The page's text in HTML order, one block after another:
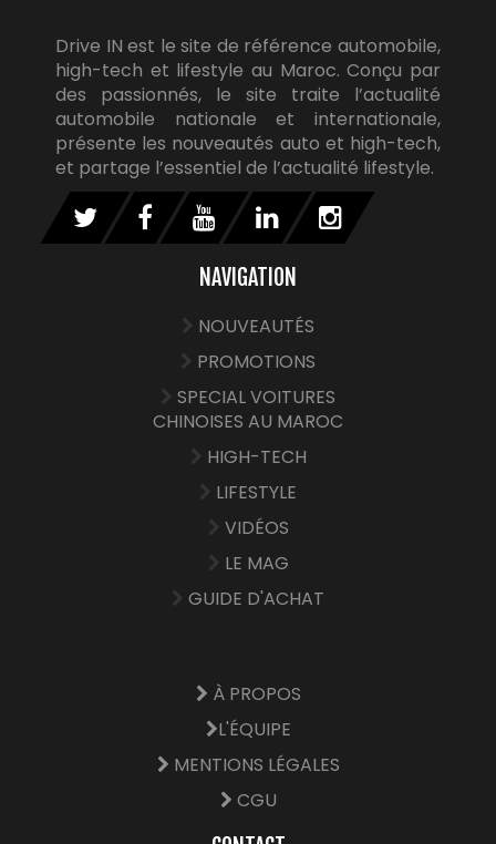
Drive IN est le site de référence automobile,
high-tech et lifestyle au Maroc. Conçu par
des passionnés, le site traite l’actualité
automobile nationale et internationale,
présente les nouveautés auto et high-tech,
et partage l’essentiel de l’actualité lifestyle.
NAVIGATION
NOUVEAUTÉS
PROMOTIONS
SPECIAL VOITURES
CHINOISES AU MAROC
HIGH-TECH
LIFESTYLE
VIDÉOS
LE MAG
GUIDE D'ACHAT
À PROPOS
L'ÉQUIPE
MENTIONS LÉGALES
CGU